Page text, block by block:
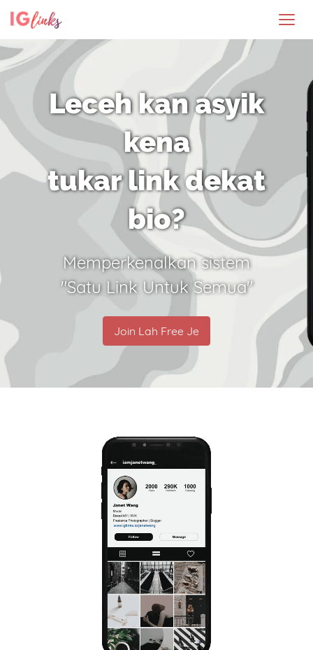
Leceh kan asyik
kena
tukar link dekat
bio?
Memperkenalkan sistem
"Satu Link Untuk Semua"
Join Lah Free Je